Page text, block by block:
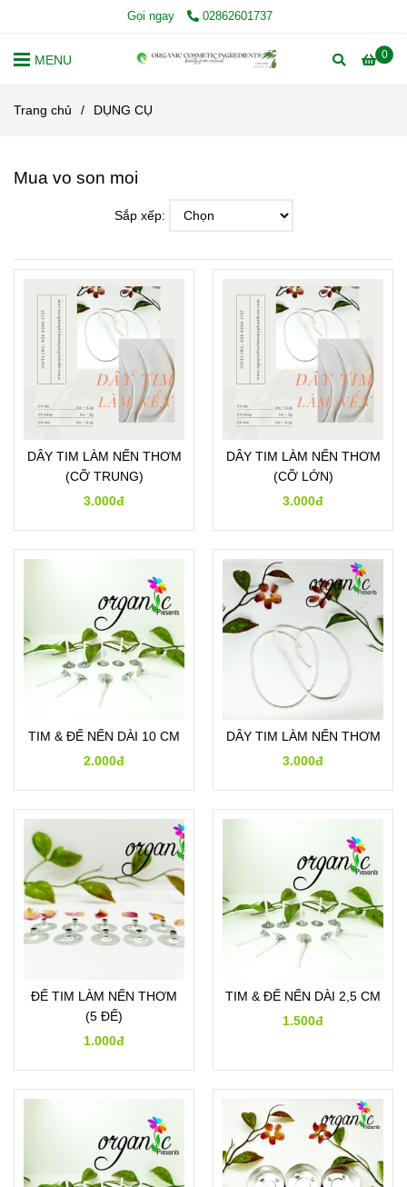
Gọi ngay 02862601737
0
MENU
Trang chủ / DỤNG CỤ
Mua vo son moi
Sắp xếp:
DÂY TIM LÀM NẾN THƠM
(CỠ TRUNG)
3.000đ
DÂY TIM LÀM NẾN THƠM
(CỠ LỚN)
3.000đ
TIM & ĐẾ NẾN DÀI 10 CM
2.000đ
DÂY TIM LÀM NẾN THƠM
3.000đ
ĐẾ TIM LÀM NẾN THƠM
(5 ĐẾ)
1.000đ
TIM & ĐẾ NẾN DÀI 2,5 CM
1.500đ